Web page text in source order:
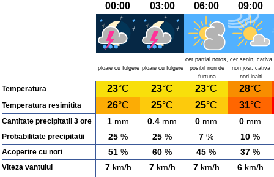
00:00 03:00 06:00 09:00
ploaie cu fulgere ploaie cu fulgere
cer partial noros,
posibil nori de
furtuna
cer senin, cativa
nori josi, cativa
nori inalti
Temperatura 23°C 23°C 23°C 28°C
Temperatura resimitita 26°C 25°C 25°C 31°C
Cantitate precipitatii 3 ore 1 mm 0.4 mm 0 mm 0 mm
Probabilitate precipitatii 25 % 25 % 7 % 10 %
Acoperire cu nori 51 % 60 % 45 % 37 %
Viteza vantului 7km/h 7km/h 7km/h 6km/h